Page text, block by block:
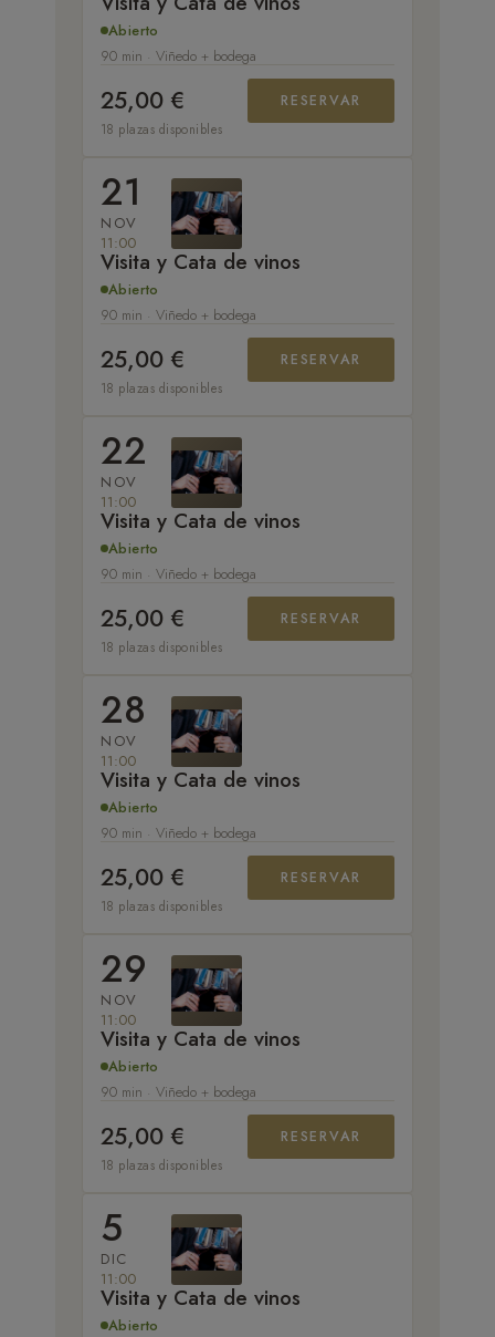
Abierto
90 min · Viñedo + bodega
25,00 € RESERVAR
18 plazas disponibles
21
NOV
11:00
Visita y Cata de vinos
Abierto
90 min · Viñedo + bodega
25,00 € RESERVAR
18 plazas disponibles
22
NOV
11:00
Visita y Cata de vinos
Abierto
90 min · Viñedo + bodega
25,00 € RESERVAR
18 plazas disponibles
28
NOV
11:00
Visita y Cata de vinos
Abierto
90 min · Viñedo + bodega
25,00 € RESERVAR
18 plazas disponibles
29
NOV
11:00
Visita y Cata de vinos
Abierto
90 min · Viñedo + bodega
25,00 € RESERVAR
18 plazas disponibles
5
DIC
11:00
Visita y Cata de vinos
Abierto